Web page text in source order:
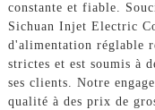
constante et fiable.
Sichuan Injet Electric
d'alimentation réglable
strictes et est soumis à
ses clients. Notre
qualité à des prix de